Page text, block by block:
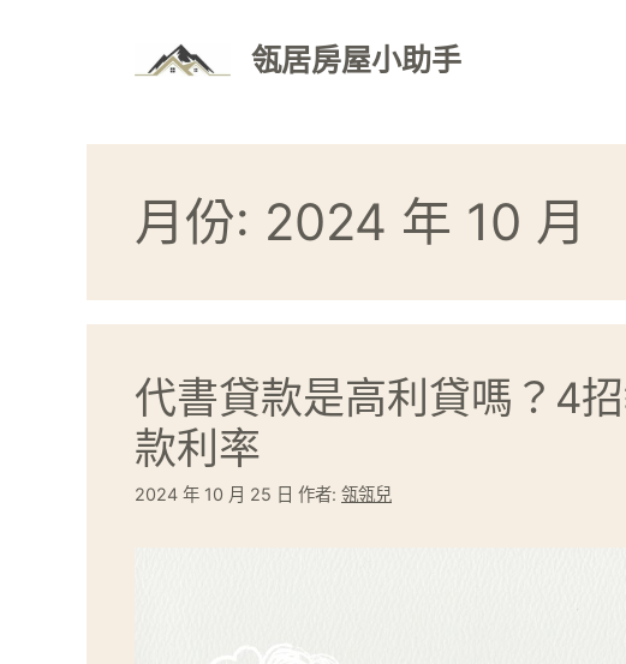
瓴居房屋小助手
月份: 2024 年 10 月
代書貸款是高利貸嗎？4
款利率
2024 年 10 月 25 日 作者: 瓴瓴兒